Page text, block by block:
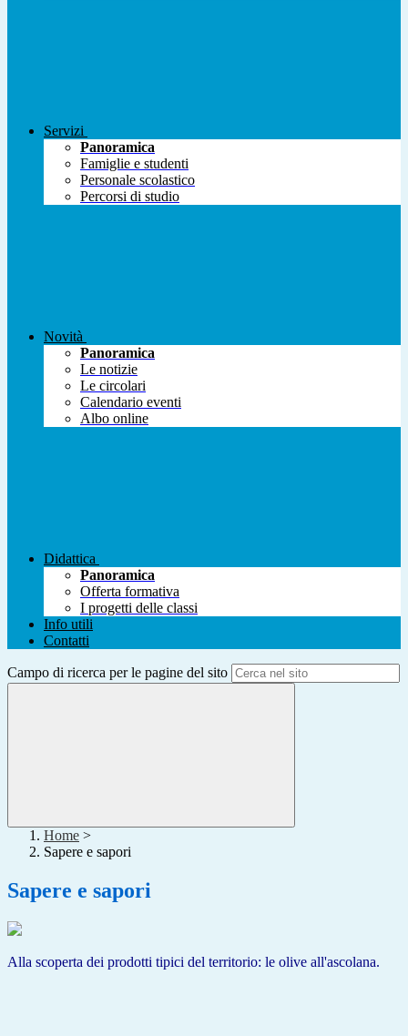
Servizi
Panoramica
Famiglie e studenti
Personale scolastico
Percorsi di studio
Novità
Panoramica
Le notizie
Le circolari
Calendario eventi
Albo online
Didattica
Panoramica
Offerta formativa
I progetti delle classi
Info utili
Contatti
Campo di ricerca per le pagine del sito
Home >
Sapere e sapori
Sapere e sapori
Alla scoperta dei prodotti tipici del territorio: le olive all'ascolana.